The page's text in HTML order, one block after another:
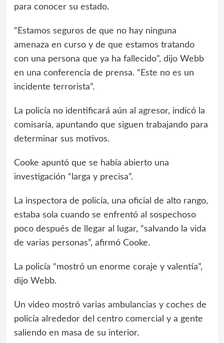
para conocer su estado.
“Estamos seguros de que no hay ninguna
amenaza en curso y de que estamos tratando
con una persona que ya ha fallecido”, dijo Webb
en una conferencia de prensa. “Este no es un
incidente terrorista”.
La policía no identificará aún al agresor, indicó la
comisaría, apuntando que siguen trabajando para
determinar sus motivos.
Cooke apuntó que se había abierto una
investigación “larga y precisa”.
La inspectora de policía, una oficial de alto rango,
estaba sola cuando se enfrentó al sospechoso
poco después de llegar al lugar, “salvando la vida
de varias personas”, afirmó Cooke.
La policía “mostró un enorme coraje y valentía”,
dijo Webb.
Un video mostró varias ambulancias y coches de
policía alrededor del centro comercial y a gente
saliendo en masa de su interior.